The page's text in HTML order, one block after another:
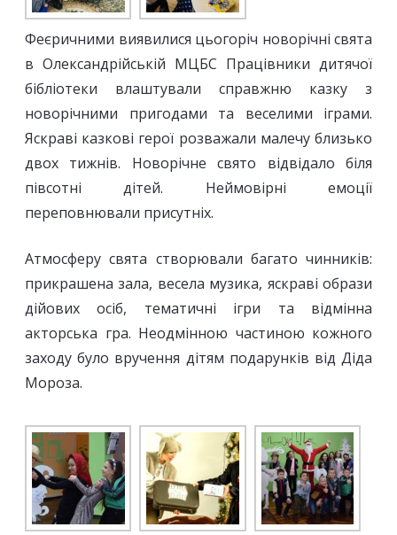
Феєричними виявилися цьогоріч новорічні свята
в Олександрійській МЦБС Працівники дитячої
бібліотеки влаштували справжню казку з
новорічними пригодами та веселими іграми.
Яскраві казкові герої розважали малечу близько
двох тижнів. Новорічне свято відвідало біля
півсотні дітей. Неймовірні емоції
переповнювали присутніх.
Атмосферу свята створювали багато чинників:
прикрашена зала, весела музика, яскраві образи
дійових осіб, тематичні ігри та відмінна
акторська гра. Неодмінною частиною кожного
заходу було вручення дітям подарунків від Діда
Мороза.